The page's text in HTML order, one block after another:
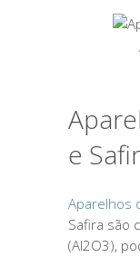
e
Aparelhos
Safira são
(Al2O3),